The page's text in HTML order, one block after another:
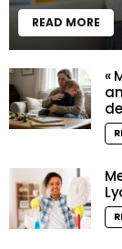
READ MORE
«